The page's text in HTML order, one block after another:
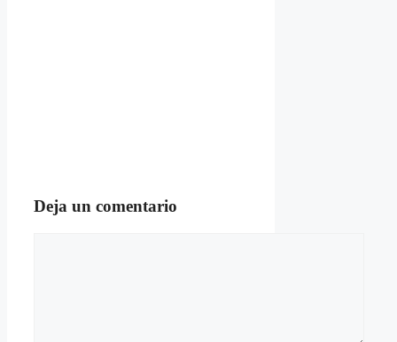
Deja un comentario